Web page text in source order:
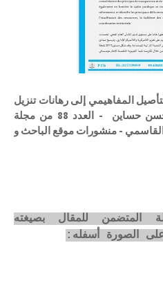
المفاهيمي إلى رهانات تنزيل
الجهوية المتقدمة . الدكتور الحسن حساين - العدد 88 من مجلة
- منشورات موقع الباحث و
المتضمن للمقال بصيغته